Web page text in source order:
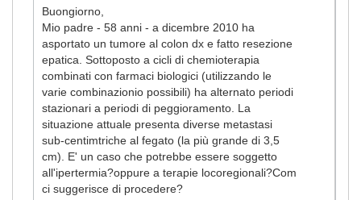
Buongiorno,
Mio padre - 58 anni - a dicembre 2010 ha
asportato un tumore al colon dx e fatto resezione
epatica. Sottoposto a cicli di chemioterapia
combinati con farmaci biologici (utilizzando le
varie combinazionio possibili) ha alternato periodi
stazionari a periodi di peggioramento. La
situazione attuale presenta diverse metastasi
sub-centimtriche al fegato (la più grande di 3,5
cm). E' un caso che potrebbe essere soggetto
all'ipertermia?oppure a terapie locoregionali?Com
ci suggerisce di procedere?